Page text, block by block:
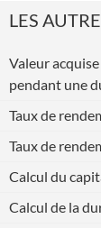
LES
Valeur
pendant une
Taux de
Taux de
Calcul du
Calcul de la